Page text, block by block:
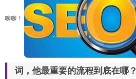
聊聊！
词，他最重要的流程到底在哪？